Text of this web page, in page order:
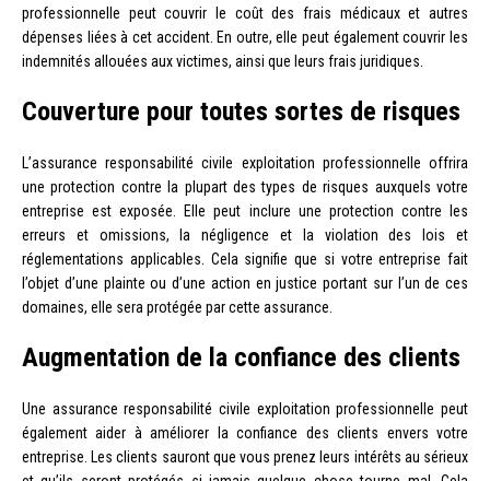
professionnelle peut couvrir le coût des frais médicaux et autres
dépenses liées à cet accident. En outre, elle peut également couvrir les
indemnités allouées aux victimes, ainsi que leurs frais juridiques.
Couverture pour toutes sortes de risques
L’assurance responsabilité civile exploitation professionnelle offrira
une protection contre la plupart des types de risques auxquels votre
entreprise est exposée. Elle peut inclure une protection contre les
erreurs et omissions, la négligence et la violation des lois et
réglementations applicables. Cela signifie que si votre entreprise fait
l’objet d’une plainte ou d’une action en justice portant sur l’un de ces
domaines, elle sera protégée par cette assurance.
Augmentation de la confiance des clients
Une assurance responsabilité civile exploitation professionnelle peut
également aider à améliorer la confiance des clients envers votre
entreprise. Les clients sauront que vous prenez leurs intérêts au sérieux